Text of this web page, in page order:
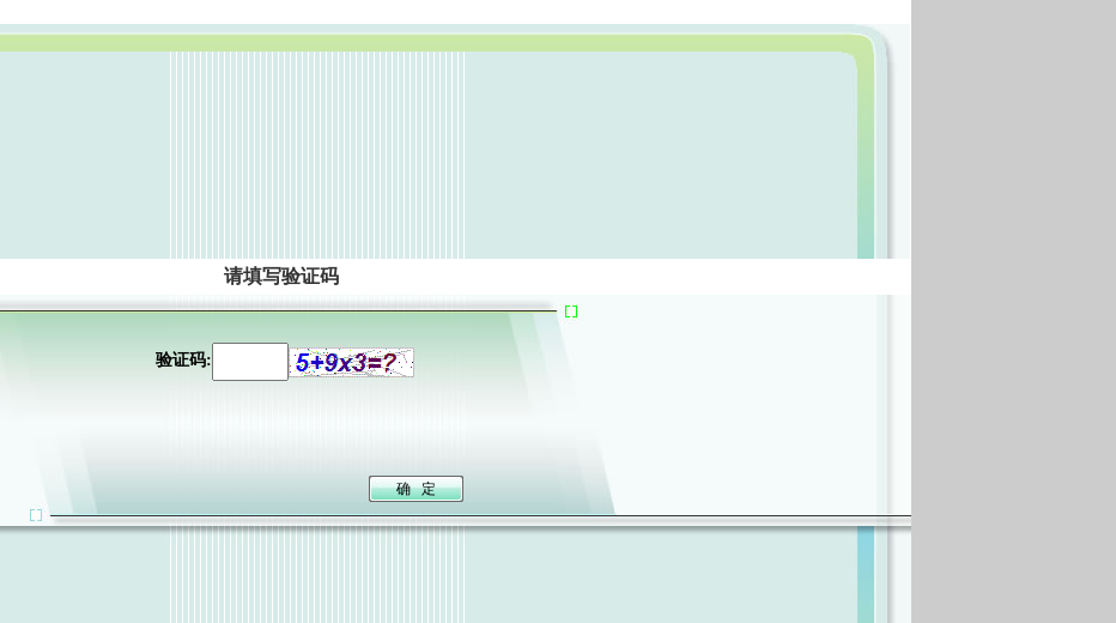
请填写验证码
验证码: